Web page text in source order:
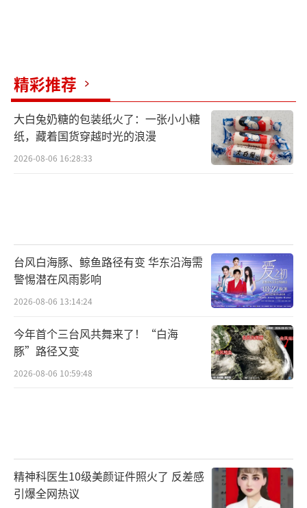
精彩推荐
大白兔奶糖的包装纸火了：一张小小糖
纸，藏着国货穿越时光的浪漫
2026-08-06 16:28:33
台风白海豚、鲸鱼路径有变 华东沿海需
警惕潜在风雨影响
2026-08-06 13:14:24
今年首个三台风共舞来了！“白海
豚”路径又变
2026-08-06 10:59:48
精神科医生10级美颜证件照火了 反差感
引爆全网热议